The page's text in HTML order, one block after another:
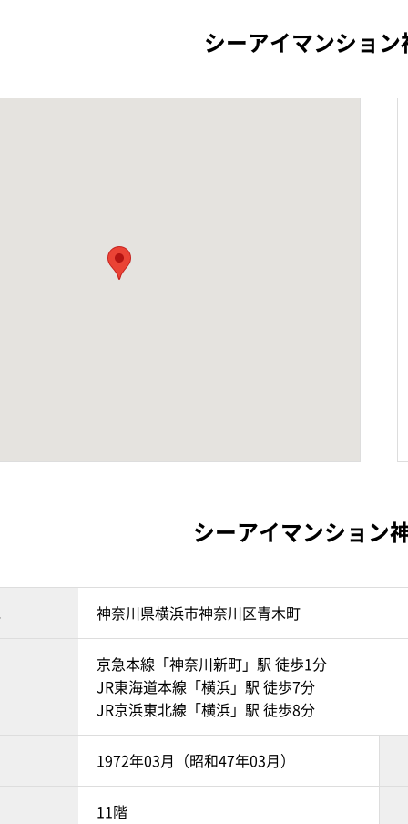
シーアイマンショ
シーアイマンション
神奈川県横浜市神奈川区青木町
京急本線「神奈川新町」駅 徒歩1分
JR東海道本線「横浜」駅 徒歩7分
JR京浜東北線「横浜」駅 徒歩8分
1972年03月（昭和47年03月）
11階